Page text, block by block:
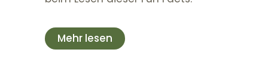
Mehr lesen